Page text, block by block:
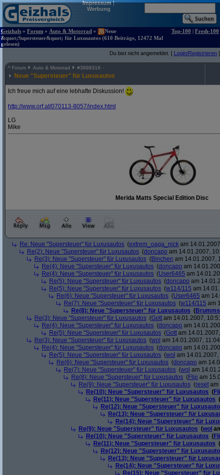
Impressum|
Werbung
Geizhals » Forum » Auto & Motorrad »
Neue
&quot;Supersteuer&quot; für Luxusautos (610 Beiträge, 12472 Mal
gelesen)
Top-100 | Fresh-100
Du bist nicht angemeldet. [ Login/Registrieren ]
^ Forum Auto & Motorrad #3898316
Neue "Supersteuer" für Luxusautos
Ich freue mich auf eine lebhafte Diskussion!
http://www.orf.at/070113-8057/index.html
LG
Mike
Merida Matts Special Edition Disc
Re: Neue "Supersteuer" für Luxusautos (extrem_oaga_nick am
Re(2): Neue "Supersteuer" für Luxusautos (doncapo am 14.01.2007,
Re(3): Neue "Supersteuer" für Luxusautos (Binchen am 14.01.2007,
Re(4): Neue "Supersteuer" für Luxusautos (doncapo am
Re(4): Neue "Supersteuer" für Luxusautos (User6465 am
Re(5): Neue "Supersteuer" für Luxusautos (doncapo am
Re(5): Neue "Supersteuer" für Luxusautos (w114/115 am
Re(6): Neue "Supersteuer" für Luxusautos (User6465 am
Re(7): Neue "Supersteuer" für Luxusautos (w114/115 am
Re(8): Neue "Supersteuer" für Luxusautos (
Re(3): Neue "Supersteuer" für Luxusautos (Gott am 14.01.2007,
Re(4): Neue "Supersteuer" für Luxusautos (doncapo am
Re(5): Neue "Supersteuer" für Luxusautos (Gott am
Re(3): Neue "Supersteuer" für Luxusautos (wol am 14.01.2007,
Re(4): Neue "Supersteuer" für Luxusautos (doncapo am
Re(5): Neue "Supersteuer" für Luxusautos (wol am 14.01.2007,
Re(6): Neue "Supersteuer" für Luxusautos (doncapo am
Re(7): Neue "Supersteuer" für Luxusautos (wol am
Re(8): Neue "Supersteuer" für Luxusautos (Flip am
Re(9): Neue "Supersteuer" für Luxusautos (reset am
Re(10): Neue "Supersteuer" für Luxusautos (
Re(11): Neue "Supersteuer" für Luxusautos (
Re(12): Neue "Supersteuer" für
Re(13): Neue "Supersteuer" für
Re(14): Neue "Supersteuer" für
Re(9): Neue "Supersteuer" für Luxusautos (wol
Re(10): Neue "Supersteuer" für Luxusautos (
Re(11): Neue "Supersteuer" für Luxusautos (
Re(12): Neue "Supersteuer" für
Re(13): Neue "Supersteuer" für
Re(14): Neue "Supersteuer" für
Re(15): Neue "Supersteuer" für